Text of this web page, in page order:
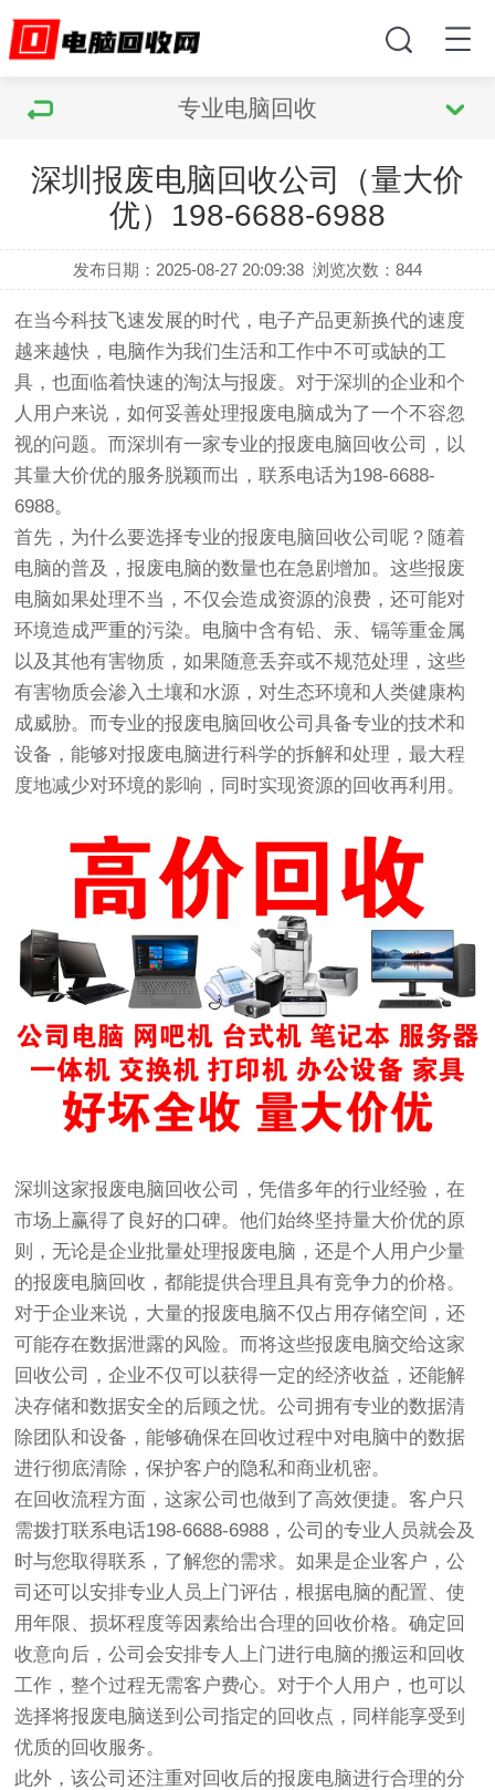
专业电脑回收
深圳报废电脑回收公司（量大价
优）198-6688-6988
发布日期：2025-08-27 20:09:38 浏览次数：844
在当今科技飞速发展的时代，电子产品更新换代的速度
越来越快，电脑作为我们生活和工作中不可或缺的工
具，也面临着快速的淘汰与报废。对于深圳的企业和个
人用户来说，如何妥善处理报废电脑成为了一个不容忽
视的问题。而深圳有一家专业的报废电脑回收公司，以
其量大价优的服务脱颖而出，联系电话为198-6688-
6988。
首先，为什么要选择专业的报废电脑回收公司呢？随着
电脑的普及，报废电脑的数量也在急剧增加。这些报废
电脑如果处理不当，不仅会造成资源的浪费，还可能对
环境造成严重的污染。电脑中含有铅、汞、镉等重金属
以及其他有害物质，如果随意丢弃或不规范处理，这些
有害物质会渗入土壤和水源，对生态环境和人类健康构
成威胁。而专业的报废电脑回收公司具备专业的技术和
设备，能够对报废电脑进行科学的拆解和处理，最大程
度地减少对环境的影响，同时实现资源的回收再利用。
深圳这家报废电脑回收公司，凭借多年的行业经验，在
市场上赢得了良好的口碑。他们始终坚持量大价优的原
则，无论是企业批量处理报废电脑，还是个人用户少量
的报废电脑回收，都能提供合理且具有竞争力的价格。
对于企业来说，大量的报废电脑不仅占用存储空间，还
可能存在数据泄露的风险。而将这些报废电脑交给这家
回收公司，企业不仅可以获得一定的经济收益，还能解
决存储和数据安全的后顾之忧。公司拥有专业的数据清
除团队和设备，能够确保在回收过程中对电脑中的数据
进行彻底清除，保护客户的隐私和商业机密。
在回收流程方面，这家公司也做到了高效便捷。客户只
需拨打联系电话198-6688-6988，公司的专业人员就会及
时与您取得联系，了解您的需求。如果是企业客户，公
司还可以安排专业人员上门评估，根据电脑的配置、使
用年限、损坏程度等因素给出合理的回收价格。确定回
收意向后，公司会安排专人上门进行电脑的搬运和回收
工作，整个过程无需客户费心。对于个人用户，也可以
选择将报废电脑送到公司指定的回收点，同样能享受到
优质的回收服务。
此外，该公司还注重对回收后的报废电脑进行合理的分